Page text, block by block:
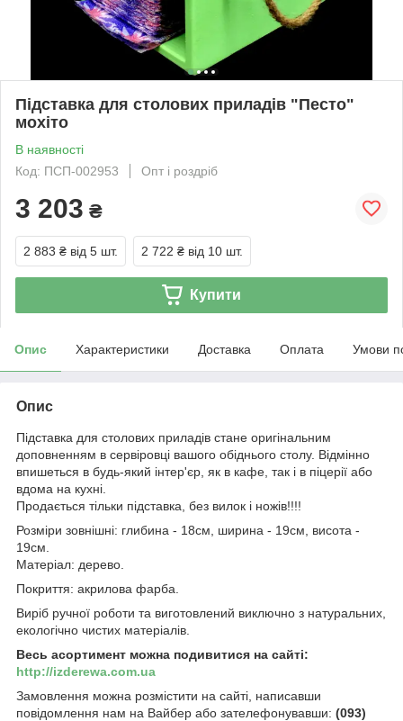
Підставка для столових приладів "Песто"
мохіто
В наявності
Код: ПСП-002953
Опт і роздріб
3 203 ₴
2 883 ₴ від 5 шт. 2 722 ₴ від 10 шт.
Купити
Опис Характеристики Доставка Оплата Умови
Опис
Підставка для столових приладів стане оригінальним
доповненням в сервіровці вашого обіднього столу. Відмінно
впишеться в будь-який інтер'єр, як в кафе, так і в піцерії або
вдома на кухні.
Продається тільки підставка, без вилок і ножів!!!!
Розміри зовнішні: глибина - 18см, ширина - 19см, висота -
19см.
Матеріал: дерево.
Покриття: акрилова фарба.
Виріб ручної роботи та виготовлений виключно з натуральних,
екологічно чистих матеріалів.
Весь асортимент можна подивитися на сайті:
http://izderewa.com.ua
Замовлення можна розмістити на сайті, написавши
повідомлення нам на Вайбер або зателефонувавши: (093)